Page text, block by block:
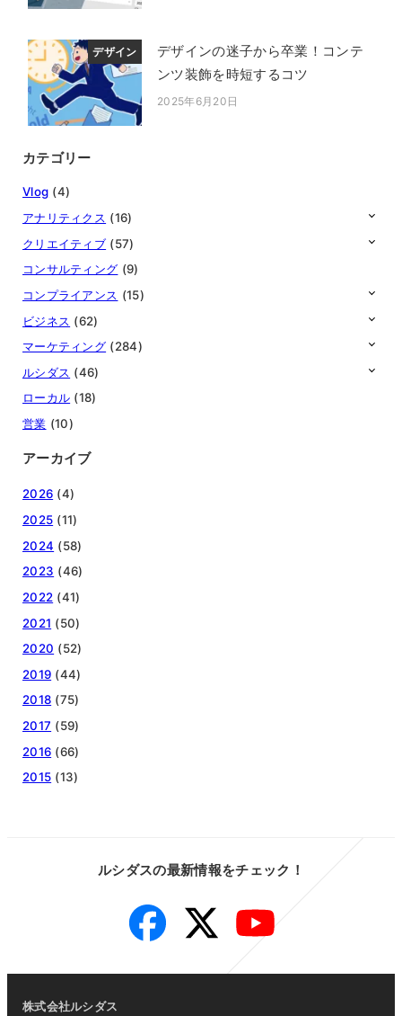
デザイン
デザインの迷子から卒業！コンテ
ンツ装飾を時短するコツ
投稿日
2025年6月20日
カテゴリー
Vlog (4)
アナリティクス (16)
クリエイティブ (57)
コンサルティング (9)
コンプライアンス (15)
ビジネス (62)
マーケティング (284)
ルシダス (46)
ローカル (18)
営業 (10)
アーカイブ
2026 (4)
2025 (11)
2024 (58)
2023 (46)
2022 (41)
2021 (50)
2020 (52)
2019 (44)
2018 (75)
2017 (59)
2016 (66)
2015 (13)
ルシダスの最新情報をチェック！
Facebook Twitter YouTube
株式会社ルシダス